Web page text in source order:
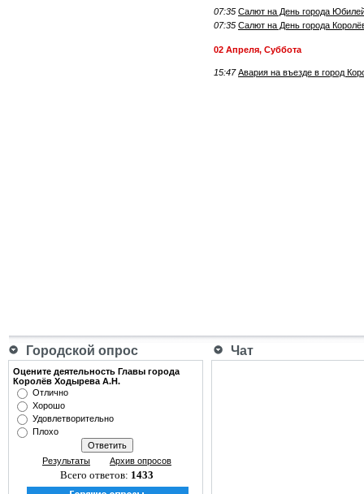
07:35 Салют на День города
07:35 Салют на День города
02 Апреля, Суббота
15:47 Авария на въезде в город
Городской опрос Чат
Оцените деятельность Главы города
Королёв Ходырева А.Н.
Отлично
Хорошо
Удовлетворительно
Плохо
Результаты Архив опросов
Всего ответов: 1433